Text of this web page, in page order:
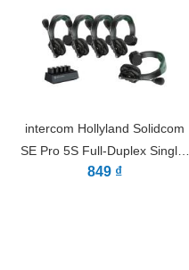
intercom Hollyland Solidcom
SE Pro 5S Full-Duplex Single-
Ear Headset (1.9G)
849 ₫